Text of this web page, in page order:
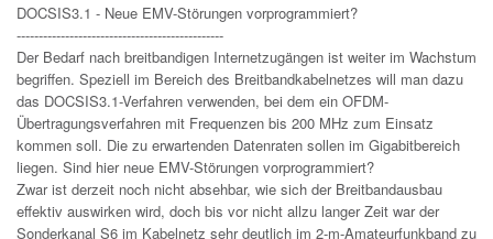
DOCSIS3.1 - Neue EMV-Störungen vorprogrammiert?
-----------------------------------------------
Der Bedarf nach breitbandigen Internetzugängen ist weiter im Wachstum
begriffen. Speziell im Bereich des Breitbandkabelnetzes will man dazu
das DOCSIS3.1-Verfahren verwenden, bei dem ein OFDM-
Übertragungsverfahren mit Frequenzen bis 200 MHz zum Einsatz
kommen soll. Die zu erwartenden Datenraten sollen im Gigabitbereich
liegen. Sind hier neue EMV-Störungen vorprogrammiert?
Zwar ist derzeit noch nicht absehbar, wie sich der Breitbandausbau
effektiv auswirken wird, doch bis vor nicht allzu langer Zeit war der
Sonderkanal S6 im Kabelnetz sehr deutlich im 2-m-Amateurfunkband zu